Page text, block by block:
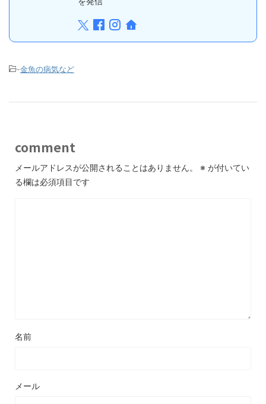
-金魚の病気など
comment
メールアドレスが公開されることはありません。 ※ が付いてい
る欄は必須項目です
名前
メール